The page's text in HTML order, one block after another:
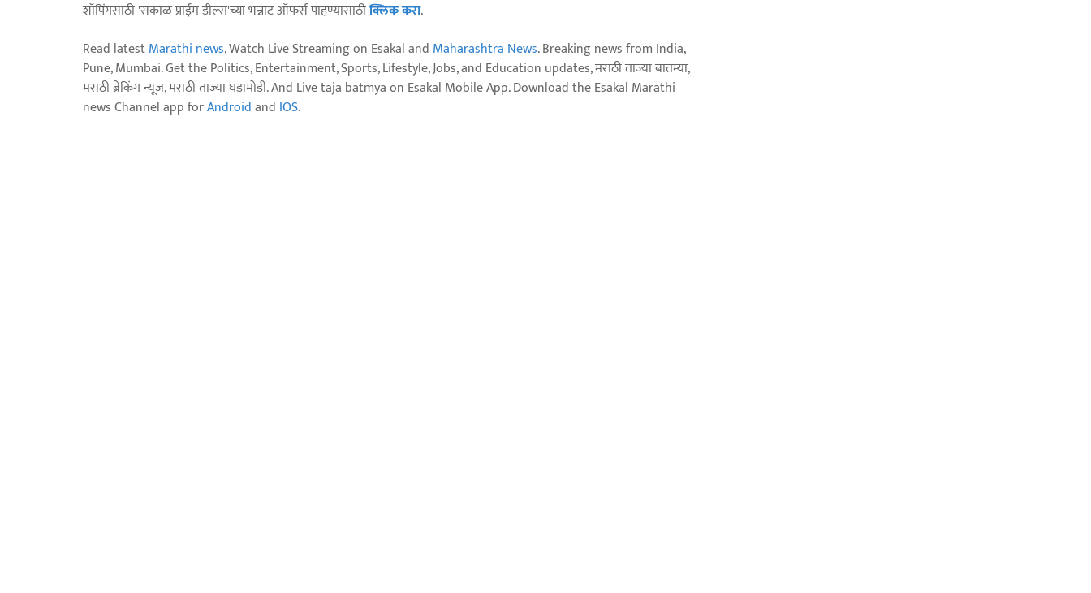
शॉपिंगसाठी 'सकाळ प्राईम डील्स'च्या भन्नाट ऑफर्स पाहण्यासाठीक्लिक करा.
Read latestMarathi news, Watch Live Streaming on Esakal and Maharashtra News. Breaking news from India,
Pune, Mumbai. Get the Politics, Entertainment, Sports, Lifestyle, Jobs, and Education updates, मराठी ताज्या बातम्या,
मराठी ब्रेकिंग न्यूज, मराठी ताज्या घडामोडी. And Live taja batmya on Esakal Mobile App. Download the Esakal Marathi
news Channel app forAndroidand IOS.